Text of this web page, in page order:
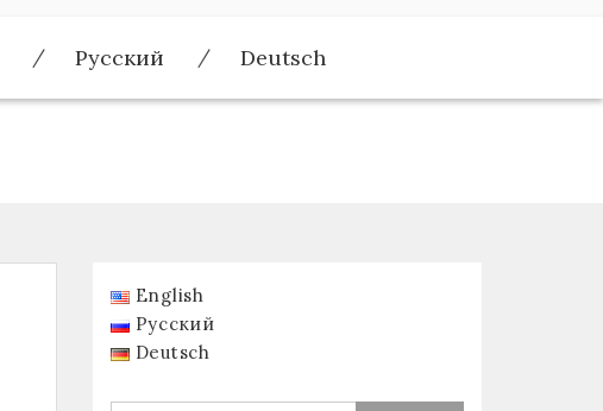
Русский Deutsch
English
Русский
Deutsch